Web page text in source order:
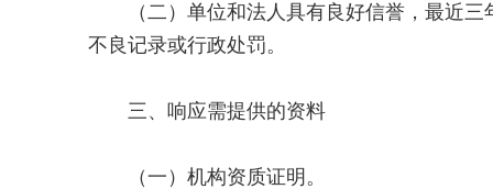
（二）单位和法人具有良好信誉，最近三
不良记录或行政处罚。
三、响应需提供的资料
（一）机构资质证明。